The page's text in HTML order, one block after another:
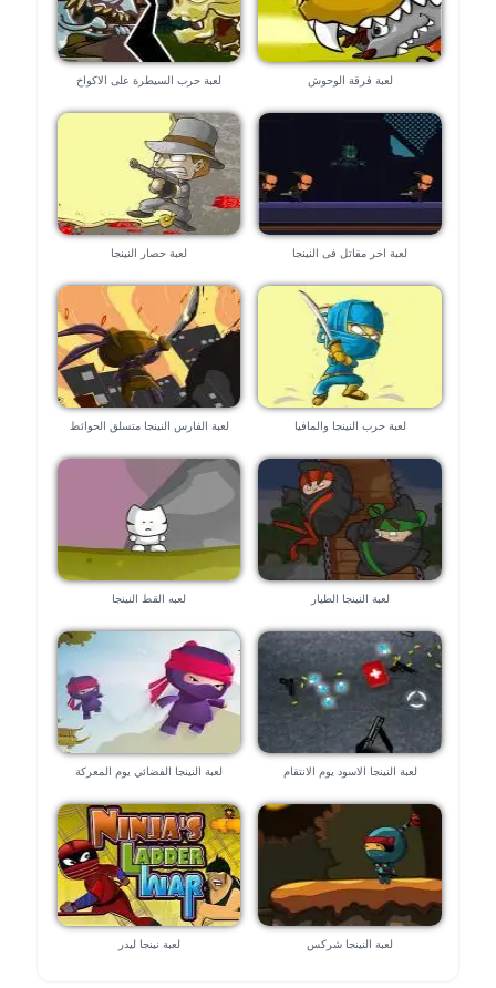
لعبة فرقة الوحوش لعبة حرب السيطرة على الاكواخ
لعبة اخر مقاتل فى النينجا لعبة حصار النينجا
لعبة حرب النينجا والمافيا لعبة الفارس النينجا متسلق الحوائط
لعبة النينجا الطيار لعبه القط النينجا
لعبة النينجا الاسود يوم الانتقام لعبة النينجا الفضائي يوم المعركة
لعبة النينجا شركس لعبة نينجا ليدر